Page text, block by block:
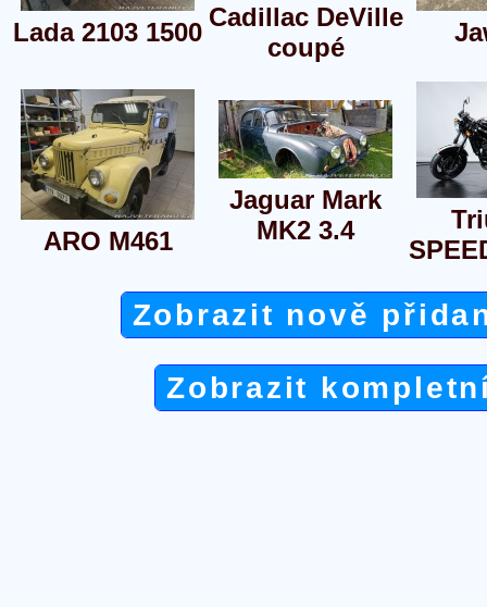
Lada 2103 1500
Cadillac DeVille
coupé
ARO M461
Jaguar Mark
MK2 3.4
Zobrazit nově
Zobrazit